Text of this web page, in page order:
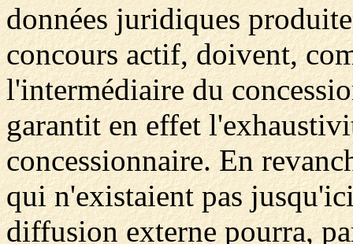
données juridiques
concours actif, doivent,
l'intermédiaire du
garantit en effet
concessionnaire. En
qui n'existaient pas
diffusion externe pourra,